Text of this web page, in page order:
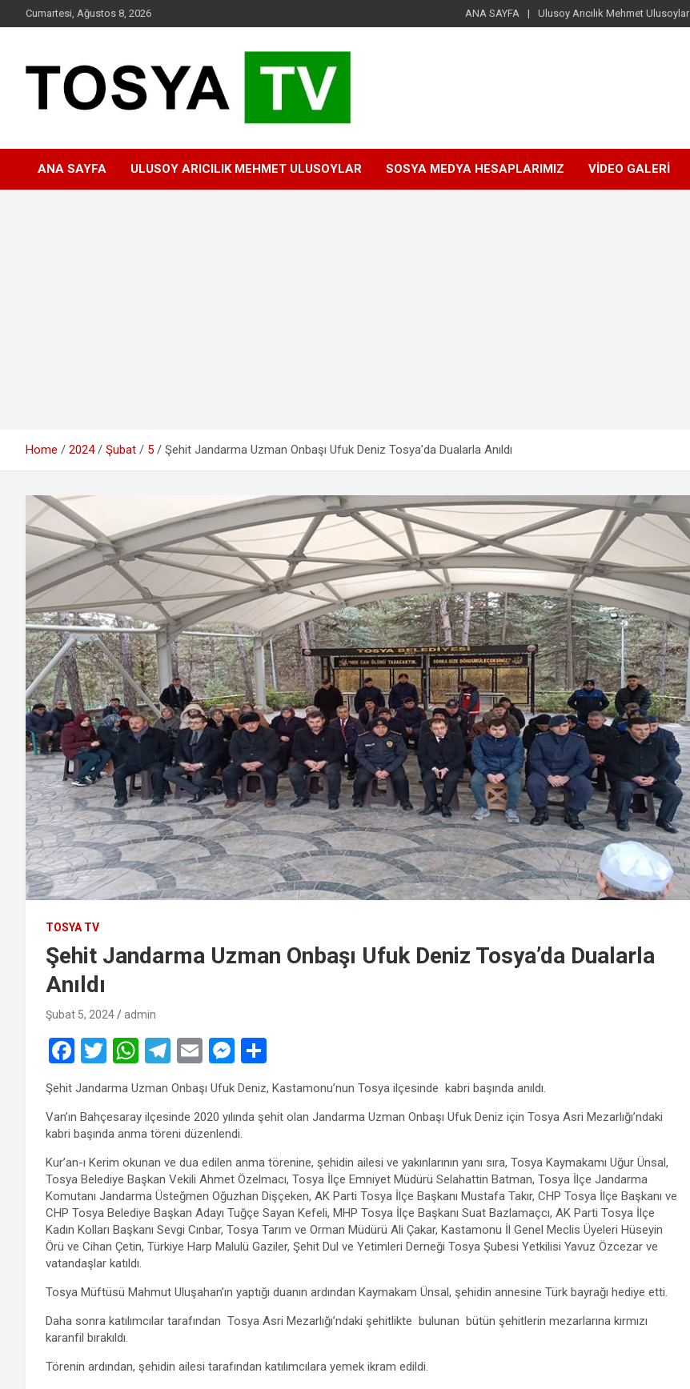
to
Cumartesi, Ağustos 8, 2026 ANA SAYFA Ulusoy Arıcılık Mehmet Ulusoylar
ANA SAYFA ULUSOY ARICILIK MEHMET ULUSOYLAR SOSYA MEDYA HESAPLARIMIZ VİDEO GALERİ
Home 2024 Şubat 5 Şehit Jandarma Uzman Onbaşı Ufuk Deniz Tosya’da Dualarla Anıldı
TOSYA TV
Şehit Jandarma Uzman Onbaşı Ufuk Deniz Tosya’da Dualarla
Anıldı
Şubat 5, 2024 admin
F
a
ce
b
o
o
k
T
tt
er
W
at
s
A
p
p
T
el
e
gr
a
m
E
m
ail
M
es
se
n
g
er
h
ar
e
Şehit Jandarma Uzman Onbaşı Ufuk Deniz, Kastamonu’nun Tosya ilçesinde kabri başında anıldı.
Van’ın Bahçesaray ilçesinde 2020 yılında şehit olan Jandarma Uzman Onbaşı Ufuk Deniz için Tosya Asri Mezarlığı’ndaki
kabri başında anma töreni düzenlendi.
Kur’an-ı Kerim okunan ve dua edilen anma törenine, şehidin ailesi ve yakınlarının yanı sıra, Tosya Kaymakamı Uğur Ünsal,
Tosya Belediye Başkan Vekili Ahmet Özelmacı, Tosya İlçe Emniyet Müdürü Selahattin Batman, Tosya İlçe Jandarma
Komutanı Jandarma Üsteğmen Oğuzhan Dişçeken, AK Parti Tosya İlçe Başkanı Mustafa Takır, CHP Tosya İlçe Başkanı ve
CHP Tosya Belediye Başkan Adayı Tuğçe Sayan Kefeli, MHP Tosya İlçe Başkanı Suat Bazlamaçcı, AK Parti Tosya İlçe
Kadın Kolları Başkanı Sevgi Cınbar, Tosya Tarım ve Orman Müdürü Ali Çakar, Kastamonu İl Genel Meclis Üyeleri Hüseyin
Örü ve Cihan Çetin, Türkiye Harp Malulü Gaziler, Şehit Dul ve Yetimleri Derneği Tosya Şubesi Yetkilisi Yavuz Özcezar ve
vatandaşlar katıldı.
Tosya Müftüsü Mahmut Uluşahan’ın yaptığı duanın ardından Kaymakam Ünsal, şehidin annesine Türk bayrağı hediye etti.
Daha sonra katılımcılar tarafından Tosya Asri Mezarlığı’ndaki şehitlikte bulunan bütün şehitlerin mezarlarına kırmızı
karanfil bırakıldı.
Törenin ardından, şehidin ailesi tarafından katılımcılara yemek ikram edildi.